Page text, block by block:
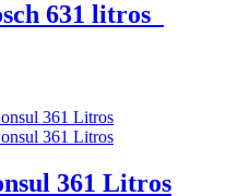
631 litros
361 Litros